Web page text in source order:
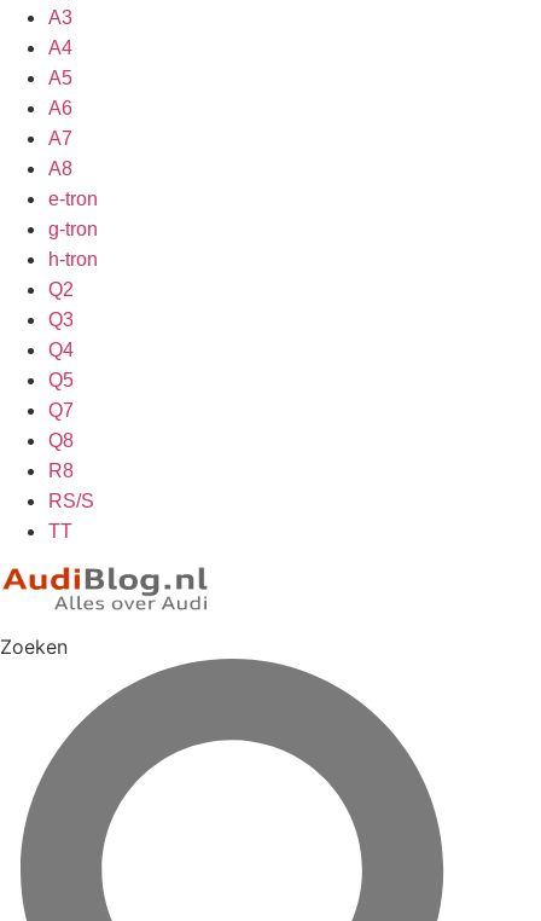
A3
A4
A5
A6
A7
A8
e-tron
g-tron
h-tron
Q2
Q3
Q4
Q5
Q7
Q8
R8
RS/S
TT
Zoeken